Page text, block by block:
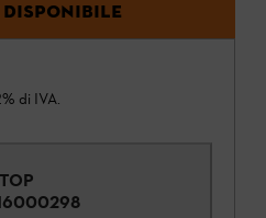
DISPONIBILE
di IVA.